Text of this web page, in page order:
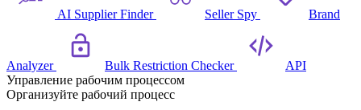
AI Supplier Finder Seller Spy Brand
Analyzer Bulk Restriction Checker
API
Управление рабочим процессом
Организуйте рабочий процесс